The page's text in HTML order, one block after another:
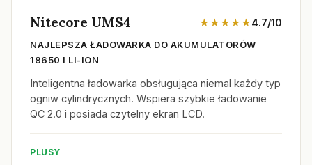
Nitecore UMS4 ★★★★★4.7/10
NAJLEPSZA ŁADOWARKA DO AKUMULATORÓW
18650 I LI-ION
Inteligentna ładowarka obsługująca niemal każdy typ
ogniw cylindrycznych. Wspiera szybkie ładowanie
QC 2.0 i posiada czytelny ekran LCD.
PLUSY